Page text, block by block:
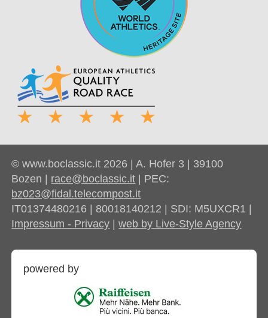
© www.boclassic.it 2026 | A. Hofer 3 | 39100
Bozen | race@boclassic.it | PEC:
bz023@fidal.telecompost.it
IT01374480216 | 80018140212 | SDI: M5UXCR1 |
Impressum - Privacy |web by Live-Style Agency
powered by